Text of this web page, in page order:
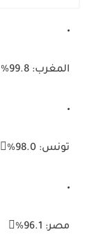
المغرب:
تونس:
مصر: